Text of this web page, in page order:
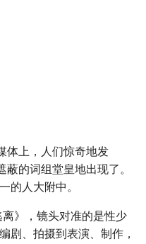
体上，人们惊奇地发
蔽的词组堂皇地出现了。
的人大附中。
》，镜头对准的是性少
剧、拍摄到表演、制作，